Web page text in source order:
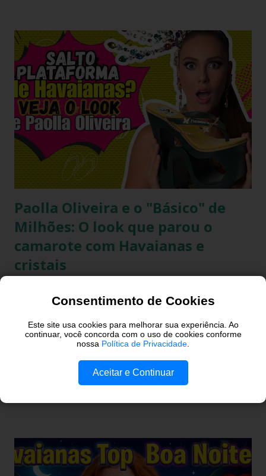
2000, o famoso scrunchie aquele elástico de cabelo
revestido de tecido franzido conquistou passarelas, vitrines
e o guarda-roupa das principais influenciadoras de moda.
Percebendo esse movimento de resgate retrô com toque
contemporâneo, a Havaianas trouxe uma inovação que une
o melhor dos dois mundos. O Chinelo Havaianas Top
Scrunchie surge exatamente como essa resposta
fashionista: a fusão impecável da lendária sola de borracha
Havaianas com tiras revestidas de tecido drapeado com
toqu...
Paolla Oliveira e o "Básico" de
Milhões: O look que parou o
camarote com Havaianas e
cristais
O Carnaval brasileiro é, sem dúvida, o maior palco de moda
dominam essa passarela com maestria, Paolla Oliveira surge
no topo da lista. Recentemente, a atriz e rainha de bateria
quebrou a internet ao compartilhar os detalhes de sua
preparação para o Camarote Havaianas , na Sapucaí. Com o
matéria, mergulhamos nos detalhes técnicos e estéticos do
look, com foco especial no calçado que desafiou as leis da
Consentimento de Cookies
Este site usa cookies para melhorar sua experiência. Ao
continuar, você concorda com o uso de cookies conforme
nossa Política de Privacidade
Aceitar e Continuar